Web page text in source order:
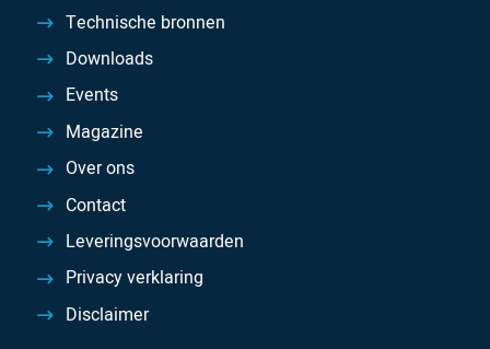
Technische bronnen
Downloads
Events
Magazine
Over ons
Contact
Leveringsvoorwaarden
Privacy verklaring
Disclaimer